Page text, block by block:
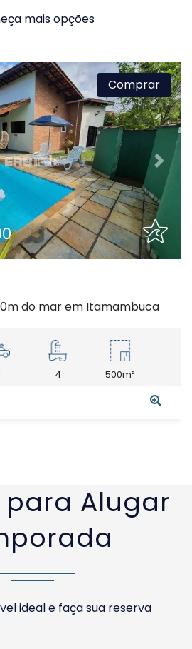
mais opções
Next
Comprar
do mar em Itamambuca
4 500m²
para Alugar
ideal e faça sua reserva